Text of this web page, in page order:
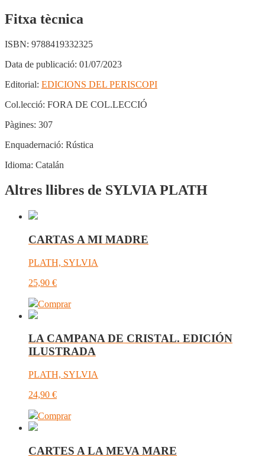
Fitxa tècnica
ISBN: 9788419332325
Data de publicació: 01/07/2023
Editorial: EDICIONS DEL PERISCOPI
Col.lecció: FORA DE COL.LECCIÓ
Pàgines: 307
Enquadernació: Rústica
Idioma: Catalán
Altres llibres de SYLVIA PLATH
CARTAS A MI MADRE
PLATH, SYLVIA
25,90 €
Comprar
LA CAMPANA DE CRISTAL. EDICIÓN
ILUSTRADA
PLATH, SYLVIA
24,90 €
Comprar
CARTES A LA MEVA MARE